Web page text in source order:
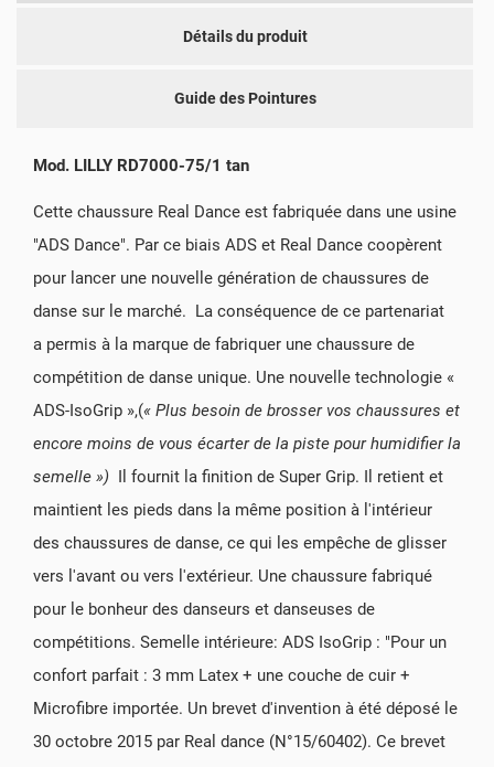
Détails du produit
Guide des Pointures
Mod. LILLY RD7000-75/1 tan
Cette chaussure Real Dance est fabriquée dans une usine
"ADS Dance". Par ce biais ADS et Real Dance coopèrent
pour lancer une nouvelle génération de chaussures de
danse sur le marché. La conséquence de ce partenariat
a permis à la marque de fabriquer une chaussure de
compétition de danse unique. Une nouvelle technologie «
ADS-IsoGrip »,(« Plus besoin de brosser vos chaussures et
encore moins de vous écarter de la piste pour humidifier la
semelle ») Il fournit la finition de Super Grip. Il retient et
maintient les pieds dans la même position à l'intérieur
des chaussures de danse, ce qui les empêche de glisser
vers l'avant ou vers l'extérieur. Une chaussure fabriqué
pour le bonheur des danseurs et danseuses de
compétitions. Semelle intérieure: ADS IsoGrip : "Pour un
confort parfait : 3 mm Latex + une couche de cuir +
Microfibre importée. Un brevet d'invention à été déposé le
30 octobre 2015 par Real dance (N°15/60402)​. Ce brevet